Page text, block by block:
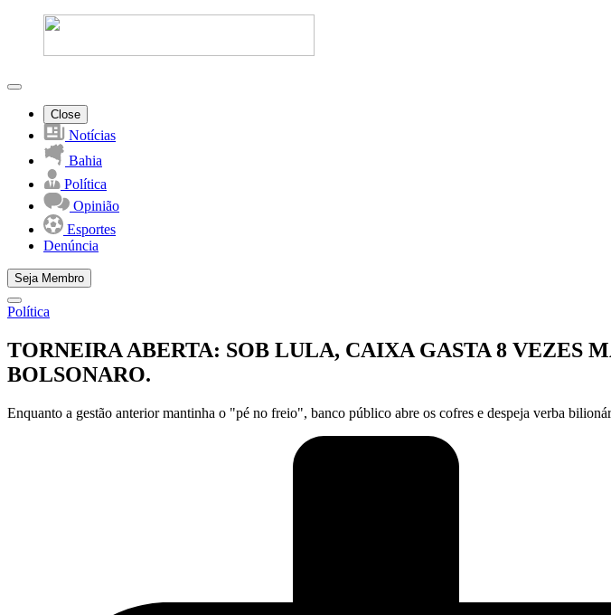
Close
Notícias
Bahia
Política
Opinião
Esportes
Denúncia
Seja Membro
Política
TORNEIRA ABERTA: SOB LULA, CAIXA GASTA 8 VEZES
BOLSONARO.
Enquanto a gestão anterior mantinha o "pé no freio", banco público abre os cofres e despeja verba